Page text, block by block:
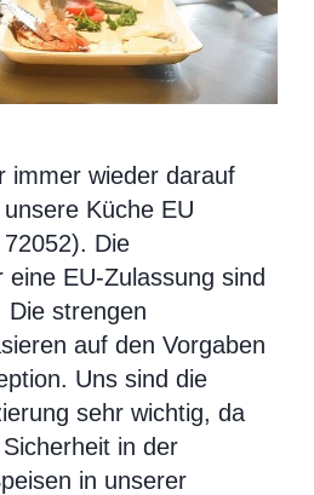
immer wieder darauf
Küche EU
Die
EU-Zulassung sind
Die strengen
auf den Vorgaben
Uns sind die
sehr wichtig, da
in der
in unserer